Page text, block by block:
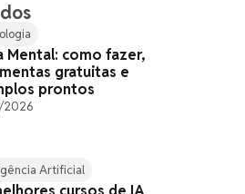
Mental: como fazer,
gratuitas e
prontos
2026
Artificial